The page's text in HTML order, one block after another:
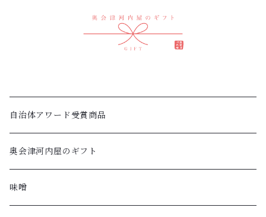
自治体アワード受賞商品
奥会津河内屋のギフト
味噌